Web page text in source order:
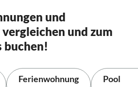
und
und zum
buchen!
Ferienwohnung Pool